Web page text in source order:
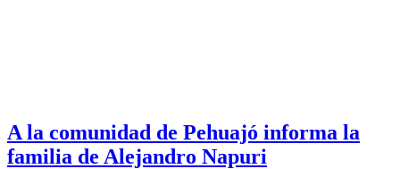
A la comunidad de Pehuajó informa la
familia de Alejandro Napuri